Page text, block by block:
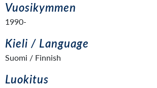
Vuosikymmen
1990-
Kieli / Language
Suomi / Finnish
Luokitus